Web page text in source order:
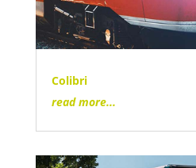
Colibri
read more...